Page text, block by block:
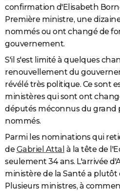
confirmation d'Elisabeth
Première ministre, une
nommés ou ont changé de
gouvernement.
S'il s'est limité à quelques
renouvellement du
révélé très politique. Ce sont
ministères qui sont ont
députés méconnus du grand
nommés.
Parmi les nominations qui
de Gabriel Attal à la tête de
seulement 34 ans. L'arrivée
ministère de la Santé a plutôt
Plusieurs ministres, à